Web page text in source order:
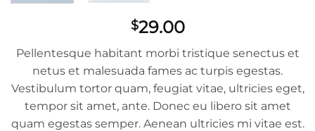
$29.00
Pellentesque habitant morbi tristique senectus et
netus et malesuada fames ac turpis egestas.
Vestibulum tortor quam, feugiat vitae, ultricies eget,
tempor sit amet, ante. Donec eu libero sit amet
quam egestas semper. Aenean ultricies mi vitae est.